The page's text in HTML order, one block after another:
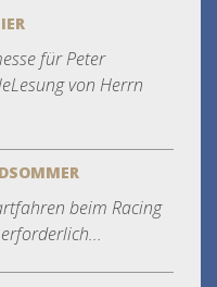
für Peter
von Herrn
beim Racing